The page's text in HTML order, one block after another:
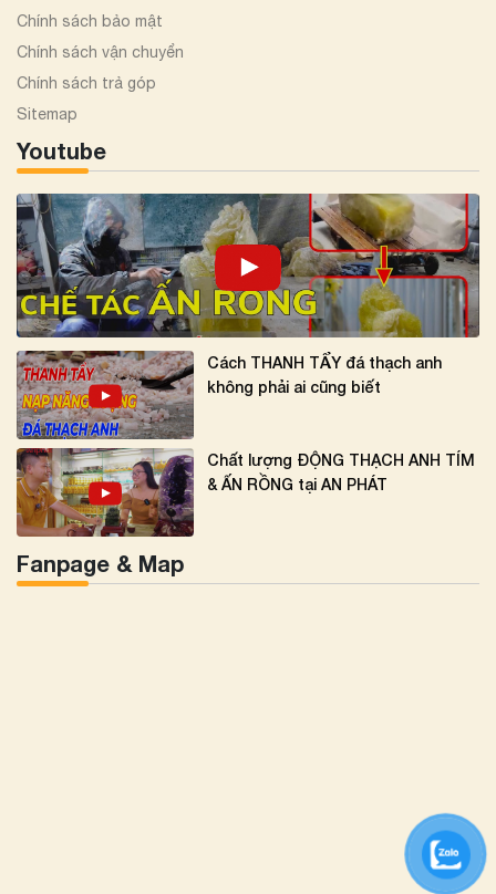
Chính sách bảo mật
Chính sách vận chuyển
Chính sách trả góp
Sitemap
Youtube
Cách THANH TẨY đá thạch anh
không phải ai cũng biết
Chất lượng ĐỘNG THẠCH ANH TÍM
& ẤN RỒNG tại AN PHÁT
Fanpage & Map